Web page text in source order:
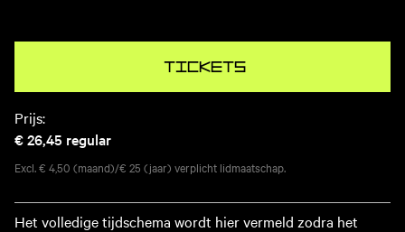
Tickets
Prijs:
€ 26,45 regular
Excl. € 4,50 (maand)/€ 25 (jaar) verplicht lidmaatschap.
Het volledige tijdschema wordt hier vermeld zodra het